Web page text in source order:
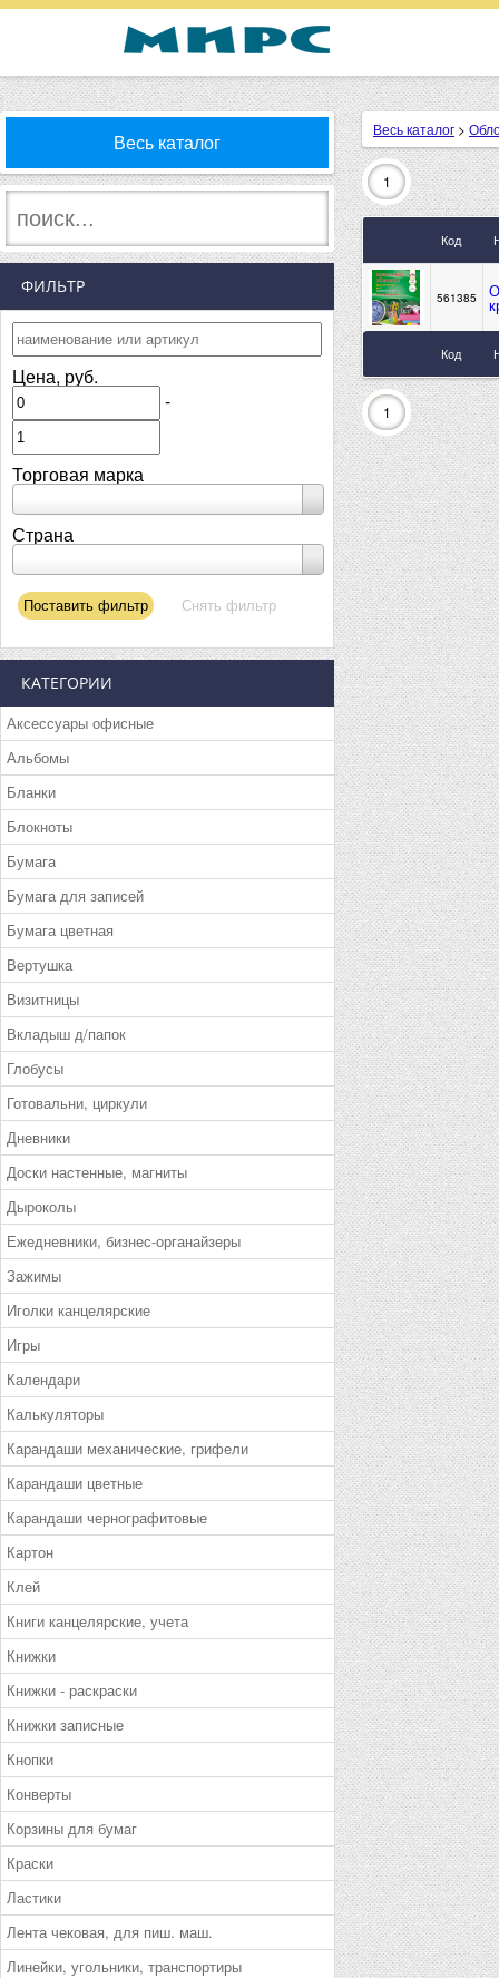
Весь каталог
ФИЛЬТР
Цена, руб.
-
Торговая марка
Страна
КАТЕГОРИИ
Аксессуары офисные
Альбомы
Бланки
Блокноты
Бумага
Бумага для записей
Бумага цветная
Вертушка
Визитницы
Вкладыш д/папок
Глобусы
Готовальни, циркули
Дневники
Доски настенные, магниты
Дыроколы
Ежедневники, бизнес-органайзеры
Зажимы
Иголки канцелярские
Игры
Календари
Калькуляторы
Карандаши механические, грифели
Карандаши цветные
Карандаши чернографитовые
Картон
Клей
Книги канцелярские, учета
Книжки
Книжки - раскраски
Книжки записные
Кнопки
Конверты
Корзины для бумаг
Краски
Ластики
Лента чековая, для пиш. маш.
Линейки, угольники, транспортиры
Весь каталог >
1
Код
Код
561385
1